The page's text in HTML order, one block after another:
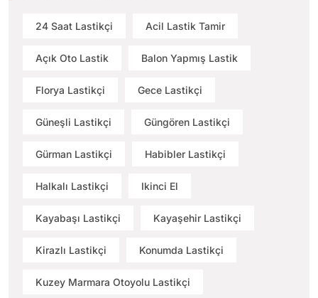
24 Saat Lastikçi Acil Lastik Tamir
Açık Oto Lastik Balon Yapmış Lastik
Florya Lastikçi Gece Lastikçi
Güneşli Lastikçi Güngören Lastikçi
Gürman Lastikçi Habibler Lastikçi
Halkalı Lastikçi Ikinci El
Kayabaşı Lastikçi Kayaşehir Lastikçi
Kirazlı Lastikçi Konumda Lastikçi
Kuzey Marmara Otoyolu Lastikçi